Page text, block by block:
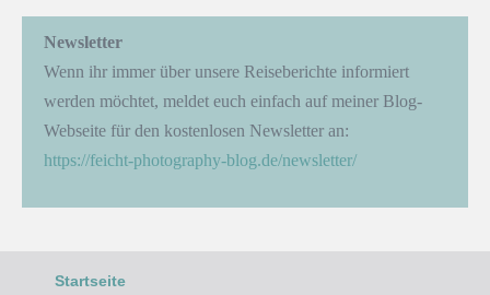
Newsletter
Wenn ihr immer über unsere Reiseberichte informiert
werden möchtet, meldet euch einfach auf meiner Blog-
Webseite für den kostenlosen Newsletter an:
https://feicht-photography-blog.de/newsletter/
Startseite